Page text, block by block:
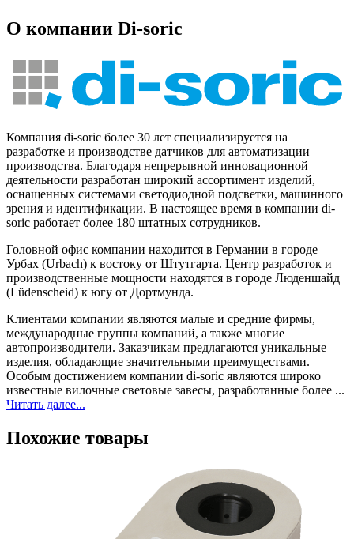
О компании Di-soric
Компания di-soric более 30 лет специализируется на
разработке и производстве датчиков для автоматизации
производства. Благодаря непрерывной инновационной
деятельности разработан широкий ассортимент изделий,
оснащенных системами светодиодной подсветки, машинного
зрения и идентификации. В настоящее время в компании di-
soric работает более 180 штатных сотрудников.
Головной офис компании находится в Германии в городе
Урбах (Urbach) к востоку от Штутгарта. Центр разработок и
производственные мощности находятся в городе Люденшайд
(Lüdenscheid) к югу от Дортмунда.
Клиентами компании являются малые и средние фирмы,
международные группы компаний, а также многие
автопроизводители. Заказчикам предлагаются уникальные
изделия, обладающие значительными преимуществами.
Особым достижением компании di-soric являются широко
известные вилочные световые завесы, разработанные более ...
Читать далее...
Похожие товары